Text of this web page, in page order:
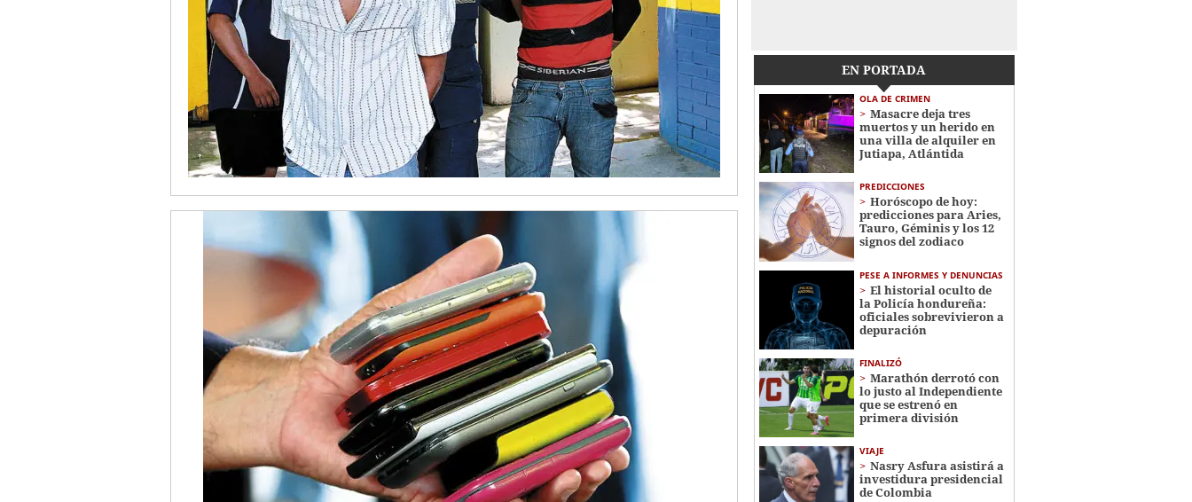
EN PORTADA
OLA DE CRIMEN
Masacre deja tres
muertos y un herido en
una villa de alquiler en
Jutiapa, Atlántida
PREDICCIONES
Horóscopo de hoy:
predicciones para Aries,
Tauro, Géminis y los 12
signos del zodiaco
PESE A INFORMES Y DENUNCIAS
El historial oculto de
la Policía hondureña:
oficiales sobrevivieron a
depuración
FINALIZÓ
Marathón derrotó con
lo justo al Independiente
que se estrenó en
primera división
VIAJE
Nasry Asfura asistirá a
investidura presidencial
de Colombia